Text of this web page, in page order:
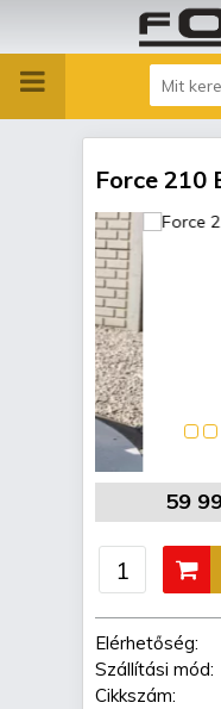
Force 210
59
Elérhetőség:
Szállítási mód:
Cikkszám: